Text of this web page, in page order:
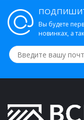
Вы будете
новинках, а